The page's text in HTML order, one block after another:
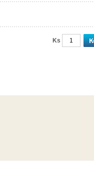
Ks